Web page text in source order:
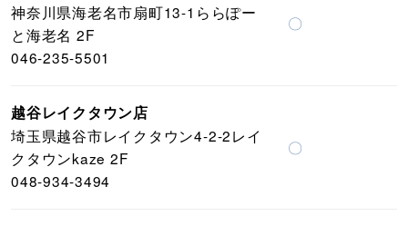
神奈川県海老名市扇町13-1ららぽー
と海老名 2F
046-235-5501
〇
越谷レイクタウン店
埼玉県越谷市レイクタウン4-2-2レイ
クタウンkaze 2F
048-934-3494
〇